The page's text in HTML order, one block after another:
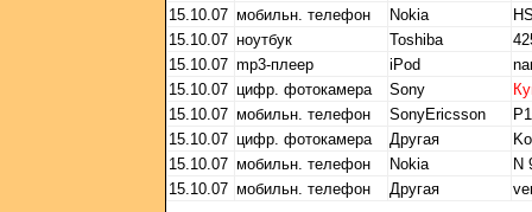
15.10.07 мобильн. телефон Nokia
15.10.07 ноутбук Toshiba
15.10.07 mp3-плеер iPod
15.10.07 цифр. фотокамера Sony
15.10.07 мобильн. телефон SonyEricsson
15.10.07 цифр. фотокамера Другая
15.10.07 мобильн. телефон Nokia
N
15.10.07 мобильн. телефон Другая